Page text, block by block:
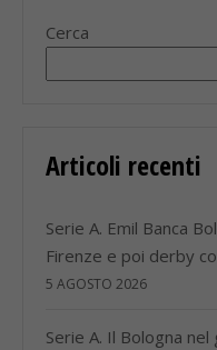
Cerca
Articoli recenti
Serie A. Emil Banca
Firenze e poi derby
5 AGOSTO 2026
Serie A. Il Bologna